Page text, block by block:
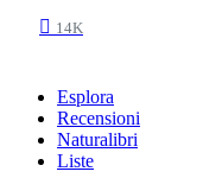
14K
Esplora
Recensioni
Naturalibri
Liste